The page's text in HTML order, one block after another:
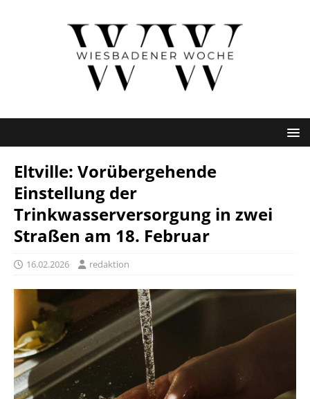
Eltville: Vorübergehende
Einstellung der
Trinkwasserversorgung in zwei
Straßen am 18. Februar
16.02.2026 redaktion